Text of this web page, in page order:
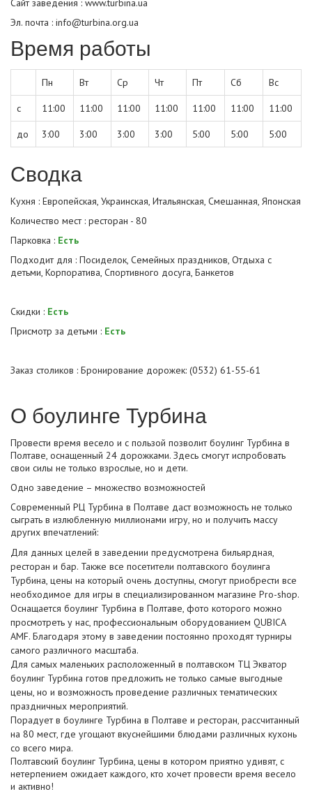
Сайт заведения : www.turbina.ua
Эл. почта : info@turbina.org.ua
Время работы
Пн Вт Ср Чт Пт Сб Вс
с 11:00 11:00 11:00 11:00 11:00 11:00 11:00
до 3:00 3:00 3:00 3:00 5:00 5:00 5:00
Сводка
Кухня : Европейская, Украинская, Итальянская, Смешанная, Японская
Количество мест : ресторан - 80
Парковка : Есть
Подходит для : Посиделок, Семейных праздников, Отдыха с
детьми, Корпоратива, Спортивного досуга, Банкетов
Скидки : Есть
Присмотр за детьми : Есть
Заказ столиков : Бронирование дорожек: (0532) 61-55-61
О боулинге Турбина
Провести время весело и с пользой позволит боулинг Турбина в
Полтаве, оснащенный 24 дорожками. Здесь смогут испробовать
свои силы не только взрослые, но и дети.
Одно заведение – множество возможностей
Современный РЦ Турбина в Полтаве даст возможность не только
сыграть в излюбленную миллионами игру, но и получить массу
других впечатлений:
Для данных целей в заведении предусмотрена бильярдная,
ресторан и бар. Также все посетители полтавского боулинга
Турбина, цены на который очень доступны, смогут приобрести все
необходимое для игры в специализированном магазине Pro-shop.
Оснащается боулинг Турбина в Полтаве, фото которого можно
просмотреть у нас, профессиональным оборудованием QUBICA
AMF. Благодаря этому в заведении постоянно проходят турниры
самого различного масштаба.
Для самых маленьких расположенный в полтавском ТЦ Экватор
боулинг Турбина готов предложить не только самые выгодные
цены, но и возможность проведение различных тематических
праздничных мероприятий.
Порадует в боулинге Турбина в Полтаве и ресторан, рассчитанный
на 80 мест, где угощают вкуснейшими блюдами различных кухонь
со всего мира.
Полтавский боулинг Турбина, цены в котором приятно удивят, с
нетерпением ожидает каждого, кто хочет провести время весело
и активно!